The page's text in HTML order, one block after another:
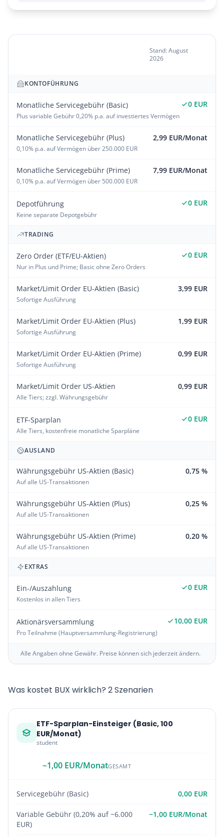
Stand: August
2026
KONTOFÜHRUNG
Monatliche Servicegebühr (Basic) 0 EUR
Plus variable Gebühr 0,20% p.a. auf investiertes Vermögen
Monatliche Servicegebühr (Plus) 2,99 EUR/Monat
0,10% p.a. auf Vermögen über 250.000 EUR
Monatliche Servicegebühr (Prime) 7,99 EUR/Monat
0,10% p.a. auf Vermögen über 500.000 EUR
Depotführung 0 EUR
Keine separate Depotgebühr
TRADING
Zero Order (ETF/EU-Aktien) 0 EUR
Nur in Plus und Prime; Basic ohne Zero Orders
Market/Limit Order EU-Aktien (Basic) 3,99 EUR
Sofortige Ausführung
Market/Limit Order EU-Aktien (Plus) 1,99 EUR
Sofortige Ausführung
Market/Limit Order EU-Aktien (Prime) 0,99 EUR
Sofortige Ausführung
Market/Limit Order US-Aktien 0,99 EUR
Alle Tiers; zzgl. Währungsgebühr
ETF-Sparplan 0 EUR
Alle Tiers, kostenfreie monatliche Sparpläne
AUSLAND
Währungsgebühr US-Aktien (Basic) 0,75 %
Auf alle US-Transaktionen
Währungsgebühr US-Aktien (Plus) 0,25 %
Auf alle US-Transaktionen
Währungsgebühr US-Aktien (Prime) 0,20 %
Auf alle US-Transaktionen
EXTRAS
Ein-/Auszahlung 0 EUR
Kostenlos in allen Tiers
Aktionärsversammlung 10,00 EUR
Pro Teilnahme (Hauptversammlung-Registrierung)
Alle Angaben ohne Gewähr. Preise können sich jederzeit ändern.
Was kostet BUX wirklich? 2 Szenarien
ETF-Sparplan-Einsteiger (Basic, 100
EUR/Monat)
student
~1,00 EUR/MonatGESAMT
Servicegebühr (Basic) 0,00 EUR
Variable Gebühr (0,20% auf ~6.000
EUR)
~1,00 EUR/Monat